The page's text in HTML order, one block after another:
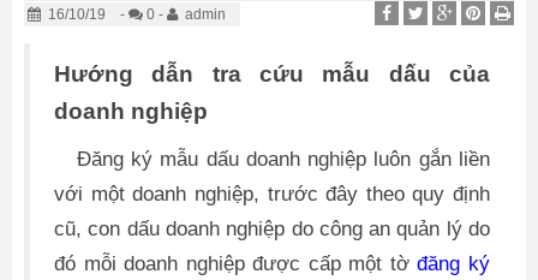
16/10/19 - 0 - admin
Hướng dẫn tra cứu mẫu dấu của
doanh nghiệp
Đăng ký mẫu dấu doanh nghiệp luôn gắn liền
với một doanh nghiệp, trước đây theo quy định
cũ, con dấu doanh nghiệp do công an quản lý do
đó mỗi doanh nghiệp được cấp một tờđăng ký